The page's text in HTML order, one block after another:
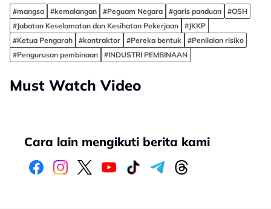
#mangsa #kemalangan #Peguam Negara #garis panduan
#OSH
#Jabatan Keselamatan dan Kesihatan Pekerjaan
#JKKP
#Ketua Pengarah
#kontraktor #Pereka bentuk
#Penilaian risiko
#Pengurusan pembinaan
#INDUSTRI PEMBINAAN
Must Watch Video
Cara lain mengikuti berita kami